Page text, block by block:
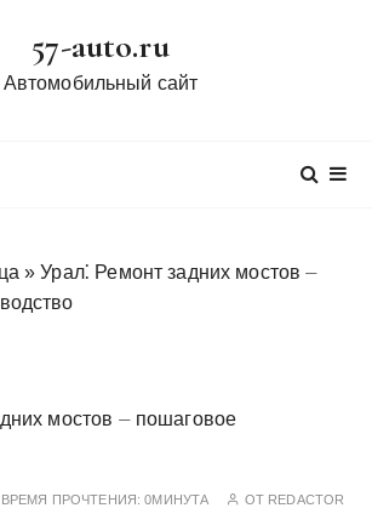
57-auto.ru
Автомобильный сайт
»Урал⁚ Ремонт задних мостов ⏤
мостов ⏤ пошаговое
ВРЕМЯ ПРОЧТЕНИЯ:0МИНУТА ОТ REDACTOR